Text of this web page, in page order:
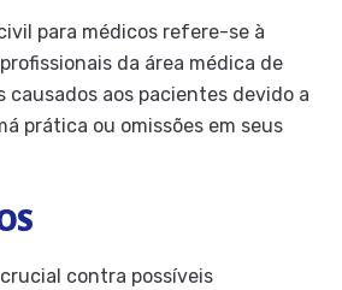
para médicos refere-se à
da área médica de
causados aos pacientes devido a
prática ou omissões em seus
contra possíveis